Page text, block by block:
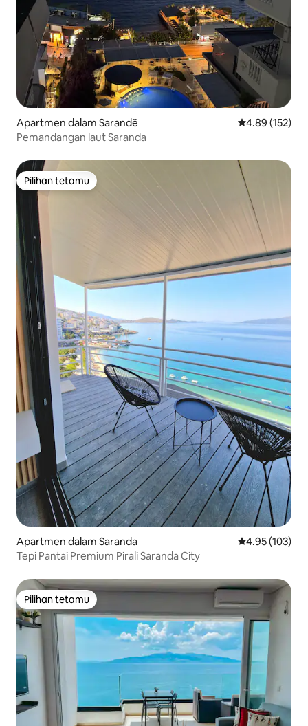
Apartmen dalam Sarandë Penarafan
4.89 (152)
Pemandangan laut Saranda
Pilihan tetamu
Pilihan tetamu
Apartmen dalam Saranda Penarafan
4.95 (103)
Tepi Pantai Premium Pirali Saranda City
Pilihan tetamu
Pilihan tetamu